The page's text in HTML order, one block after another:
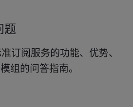
题
订阅服务的功能、优势、
组的问答指南。